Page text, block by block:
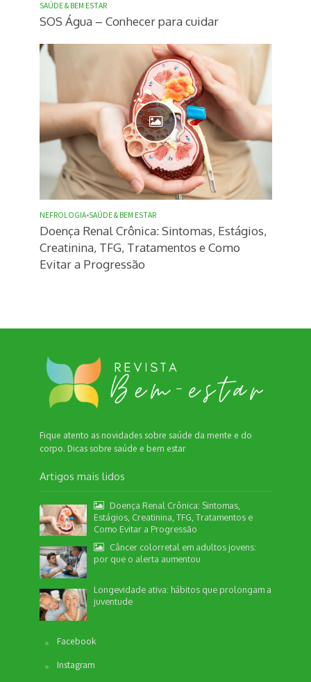
SAÚDE & BEM ESTAR
SOS Água – Conhecer para cuidar
NEFROLOGIA•SAÚDE & BEM ESTAR
Doença Renal Crônica: Sintomas, Estágios,
Creatinina, TFG, Tratamentos e Como
Evitar a Progressão
Fique atento as novidades sobre saúde da mente e do
corpo. Dicas sobre saúde e bem estar
Artigos mais lidos
Doença Renal Crônica: Sintomas,
Estágios, Creatinina, TFG, Tratamentos e
Como Evitar a Progressão
Câncer colorretal em adultos jovens:
por que o alerta aumentou
Longevidade ativa: hábitos que prolongam a
juventude
Facebook
Instagram
Nossa equipe de suporte ao cliente está aqui
para responder às suas perguntas. Informe se
quer enviar pautas.